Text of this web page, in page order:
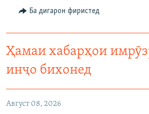
Ба дигарон фиристед
Ҳамаи хабарҳои
инҷо бихонед
Август 08, 2026